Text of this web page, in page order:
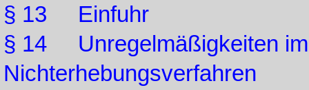
§ 13 Einfuhr
§ 14 Unregelmäßigkeiten im
Nichterhebungsverfahren